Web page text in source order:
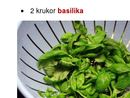
2 krukorbasilika